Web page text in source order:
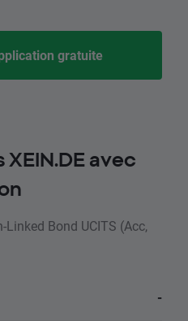
gratuite
avec
Bond UCITS (Acc,
-